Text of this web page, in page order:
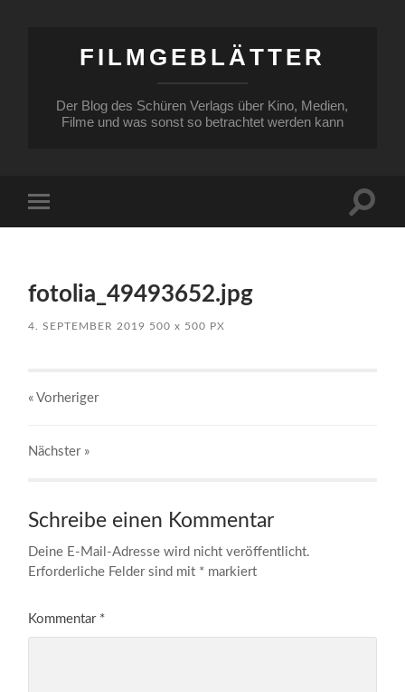
FILMGEBLÄTTER
Der Blog des Schüren Verlags über Kino, Medien,
Filme und was sonst so betrachtet werden kann
Menü
fotolia_49493652.jpg
4. SEPTEMBER 2019 500x 500 PX
« Vorheriger
Nächster »
Schreibe einen Kommentar
Deine E-Mail-Adresse wird nicht veröffentlicht.
Erforderliche Felder sind mit * markiert
Kommentar *